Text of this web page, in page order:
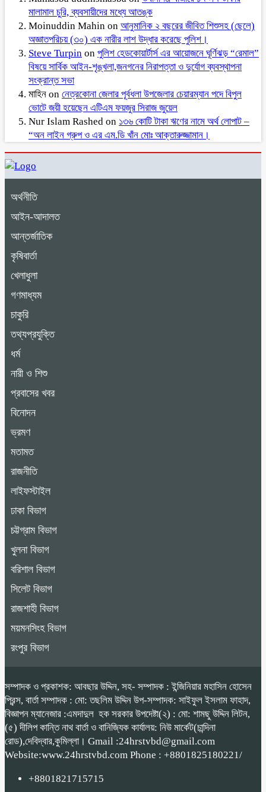
মালামাল চুরি, ব্যবসায়ীদের মধ্যে আতঙ্ক
Moinuddin Mahin on আনুমানিক ২ বছরের জীবিত শিশুসহ (ছেলে)
অজ্ঞাতপরিচয় (৩০) এক নারীর লাশ উদ্ধার করেছে পুলিশ।
Steve Turpin on পুলিশ হেডকোয়ার্টার্স এর আয়োজনে ঘূর্ণিঝড় “রেমাল”
বিষয়ে সার্বিক আইন-শৃঙ্খলা,জনগনের নিরাপত্তা ও দুর্যোগ ব্যবস্থাপনা
সংক্রান্ত সভা
মাহিন on নেত্রকোনা জেলার পূর্বধলা উপজেলার চেয়ারম্যান পদে বিপুল
ভোটে জয়ী হয়েছেন এটিএম ফয়জুর সিরাজ জুয়েল
Nur Islam Rashed on ১৩৬ কোটি টাকা ঋণের নামে অর্থ লোপাট –
“অন লাইন গ্রুপ ও এর এম.ডি খাঁন মোঃ আক্তারুজ্জামান।
অর্থনীতি
আইন-আদালত
আন্তর্জাতিক
কৃষিবার্তা
খেলাধুলা
গণমাধ্যম
চাকুরি
তথ্যপ্রযুক্তি
ধর্ম
নারী ও শিশু
প্রবাসের খবর
বিনোদন
ভ্রমণ
মতামত
রাজনীতি
লাইফস্টাইল
ঢাকা বিভাগ
চট্টগ্রাম বিভাগ
খুলনা বিভাগ
বরিশাল বিভাগ
সিলেট বিভাগ
রাজশাহী বিভাগ
ময়মনসিংহ বিভাগ
রংপুর বিভাগ
সম্পাদক ও প্রকাশক: আবছার উদ্দিন, সহ- সম্পাদক : ইন্জিনিয়ার মহাসিন হোসেন
প্রিন্স, বার্তা সম্পাদক : মো: তছলিম উদ্দিন উপ-সম্পাদক: সাইফুল ইসলাম ফাহাদ,
বিজ্ঞাপন ম্যানেজার :এমদাদুল হক সরকার উপদেষ্টা(২) : মো: শামছু উদ্দিন লিটন,
(৫) দীলিপ কান্তি নাথ বার্তা ও বানিজ্যিক কার্যালয়: নিউ মার্কেট(চান্দিনা
রোড),দেবিদ্বার,কুমিল্লা। Gmail :24hrstvbd@gmail.com
Website:www.24hrstvbd.com Phone : +8801825180221/
+8801821715715